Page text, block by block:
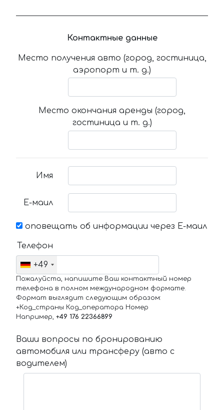
Контактные данные
Место получения авто (город, гостиница,
аэропорт и т. д.)
Место окончания аренды (город,
гостиница и т. д.)
Имя
Е-маил
оповещать об информации через Е-маил
Телефон
+49
Пожалуйста, напишите Ваш контактный номер
телефона в полном международном формате.
Формат выглядит следующим образом:
+Код_страны Код_оператора Номер
Например, +49 176 22366899
Ваши вопросы по бронированию
автомобиля или трансферу (авто с
водителем)